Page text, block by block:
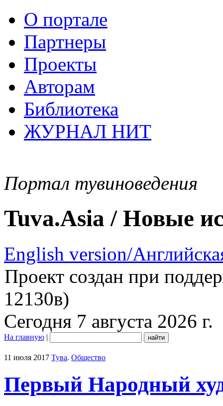
О портале
Партнеры
Проекты
Авторам
Библиотека
ЖУРНАЛ НИТ
Портал тувиноведения
Tuva.Asia / Новые
English version/
Проект создан при
12130в)
Сегодня 7 августа 2026 г.
На главную |
11 июля 2017 Тува. Общество
Первый Народный